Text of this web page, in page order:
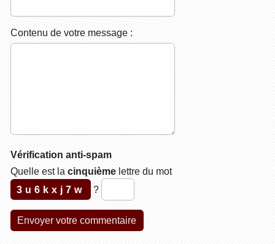
Contenu de votre message :
Vérification anti-spam
Quelle est la cinquièmelettre du mot
3u6kxj7w
?